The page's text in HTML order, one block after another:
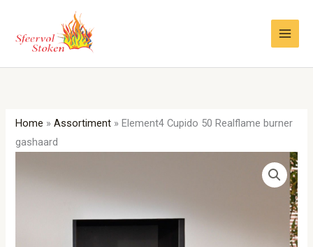
inhoud
Home »Assortiment » Element4 Cupido 50 Realflame burner
gashaard